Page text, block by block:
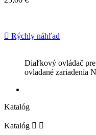
 Rýchly náhľad
Diaľkový ovládač
ovladané zariadenia
Katalóg
Katalóg  